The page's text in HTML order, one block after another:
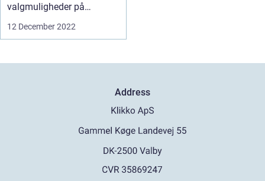
valgmuligheder på
markedet. Hvo...
12 December 2022
Address